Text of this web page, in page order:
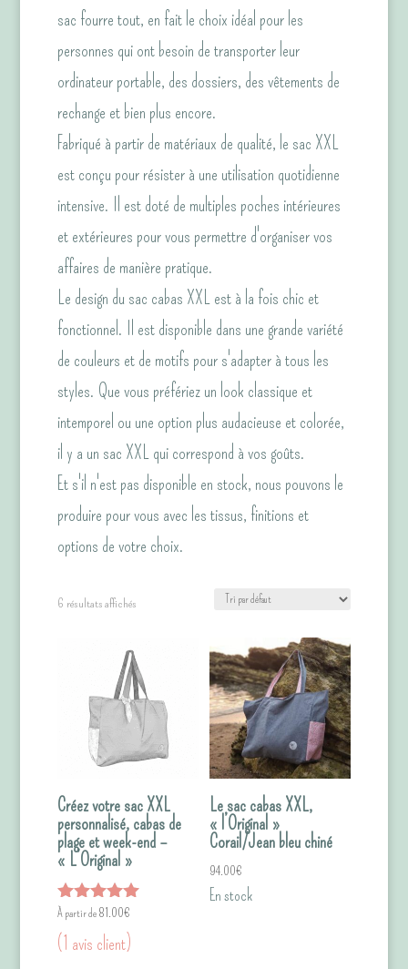
sac fourre tout, en fait le choix idéal pour les
personnes qui ont besoin de transporter leur
ordinateur portable, des dossiers, des vêtements de
rechange et bien plus encore.
Fabriqué à partir de matériaux de qualité, le sac XXL
est conçu pour résister à une utilisation quotidienne
intensive. Il est doté de multiples poches intérieures
et extérieures pour vous permettre d'organiser vos
affaires de manière pratique.
Le design du sac cabas XXL est à la fois chic et
fonctionnel. Il est disponible dans une grande variété
de couleurs et de motifs pour s'adapter à tous les
styles. Que vous préfériez un look classique et
intemporel ou une option plus audacieuse et colorée,
il y a un sac XXL qui correspond à vos goûts.
Et s'il n'est pas disponible en stock, nous pouvons le
produire pour vous avec les tissus, finitions et
options de votre choix.
6 résultats affichés
Créez votre sac XXL
personnalisé, cabas de
plage et week-end –
« L’Original »
Note
5.00
sur 5
81.00€
(1 avis client)
Le sac cabas XXL,
« l’Original »
Corail/Jean bleu chiné
94.00€
En stock